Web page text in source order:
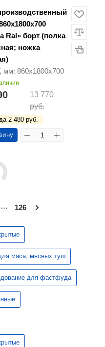
Ral» борт (полка
ножка
мм: 860х1800х700
13 770
руб.
2 480 руб.
... 126
мяса, мясных туш
для фастфуда